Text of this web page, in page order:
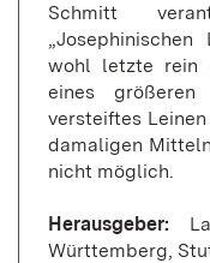
Schmitt
wohl letzte rein
eines
versteiftes
damaligen
nicht möglich.
Herausgeber:
Württemberg,